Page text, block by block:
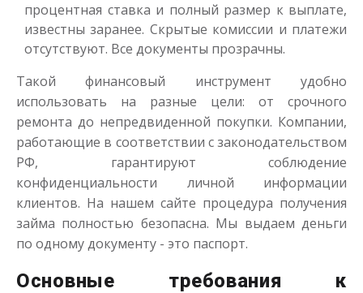
Получить
Переведём в долг
Сумма до50 000₽
Срок от 1до 21 дня
Получить
процентная ставка и полный размер к выплате,
известны заранее. Скрытые комиссии и платежи
отсутствуют. Все документы прозрачны.
Такой финансовый инструмент удобно
использовать на разные цели: от срочного
ремонта до непредвиденной покупки. Компании,
работающие в соответствии с законодательством
РФ, гарантируют соблюдение
конфиденциальности личной информации
клиентов. На нашем сайте процедура получения
займа полностью безопасна. Мы выдаем деньги
по одному документу - это паспорт.
Основные требования к